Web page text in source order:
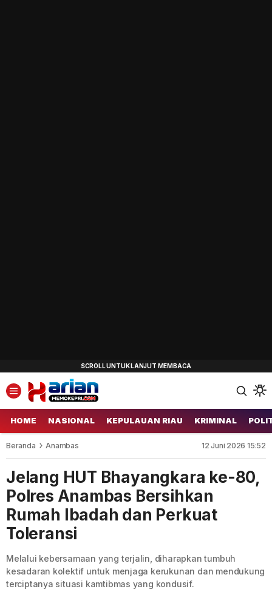
HOME NASIONAL KEPULAUAN RIAU KRIMINAL
Beranda Anambas 12 Juni 2026 15:52
Jelang HUT Bhayangkara ke-80,
Polres Anambas Bersihkan
Rumah Ibadah dan Perkuat
Toleransi
Melalui kebersamaan yang terjalin, diharapkan tumbuh
kesadaran kolektif untuk menjaga kerukunan dan mendukung
terciptanya situasi kamtibmas yang kondusif.